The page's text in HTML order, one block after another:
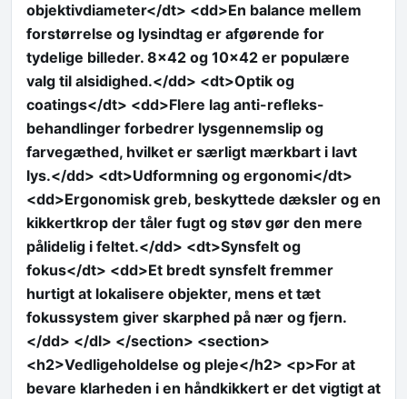
objektivdiameter</dt> <dd>En balance mellem
forstørrelse og lysindtag er afgørende for
tydelige billeder. 8×42 og 10×42 er populære
valg til alsidighed.</dd> <dt>Optik og
coatings</dt> <dd>Flere lag anti-refleks-
behandlinger forbedrer lysgennemslip og
farvegæthed, hvilket er særligt mærkbart i lavt
lys.</dd> <dt>Udformning og ergonomi</dt>
<dd>Ergonomisk greb, beskyttede dæksler og en
kikkertkrop der tåler fugt og støv gør den mere
pålidelig i feltet.</dd> <dt>Synsfelt og
fokus</dt> <dd>Et bredt synsfelt fremmer
hurtigt at lokalisere objekter, mens et tæt
fokussystem giver skarphed på nær og fjern.
</dd> </dl> </section> <section>
<h2>Vedligeholdelse og pleje</h2> <p>For at
bevare klarheden i en håndkikkert er det vigtigt at